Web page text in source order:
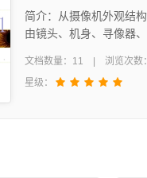
简介：从摄像机外观结
由镜头、机身、寻像器、
摄像机由光学系统、光电
频处理系统、编码器、同
文档数量：11 | 浏览次数
星级：